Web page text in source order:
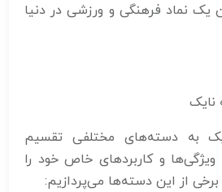
یک نماد فرهنگی و ورزشی در دنیا
نایک
به دسته‌های مختلفی تقسیم
و کاربردهای خاص خود را
برخی از این دسته‌ها می‌پردازیم: